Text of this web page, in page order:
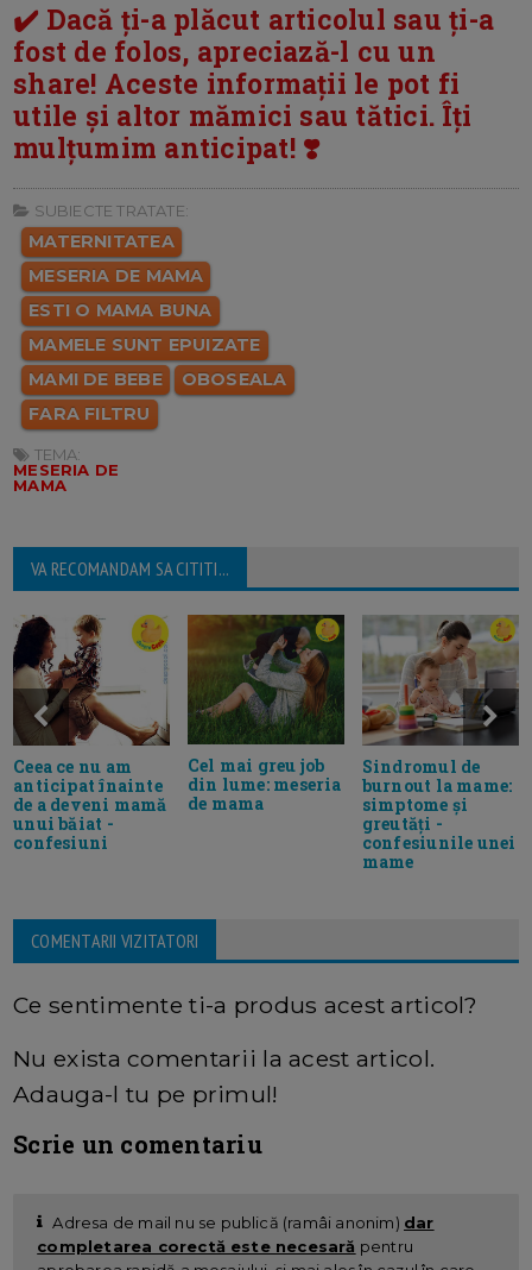
✔️ Dacă ți-a plăcut articolul sau ți-a
fost de folos, apreciază-l cu un
share! Aceste informații le pot fi
utile și altor mămici sau tătici. Îți
mulțumim anticipat! ❣️
SUBIECTE TRATATE:
MATERNITATEA
MESERIA DE MAMA
ESTI O MAMA BUNA
MAMELE SUNT EPUIZATE
MAMI DE BEBE
OBOSEALA
FARA FILTRU
TEMA:
MESERIA DE
MAMA
VA RECOMANDAM SA CITITI...
Ceea ce nu am
anticipat înainte
de a deveni mamă
unui băiat -
confesiuni
Cel mai greu job
din lume: meseria
de mama
Sindromul de
burnout la mame:
simptome și
greutăți -
confesiunile unei
mame
COMENTARII VIZITATORI
Ce sentimente ti-a produs acest articol?
Nu exista comentarii la acest articol.
Adauga-l tu pe primul!
Scrie un comentariu
Adresa de mail nu se publică (ramâi anonim) dar
completarea corectă este necesară pentru